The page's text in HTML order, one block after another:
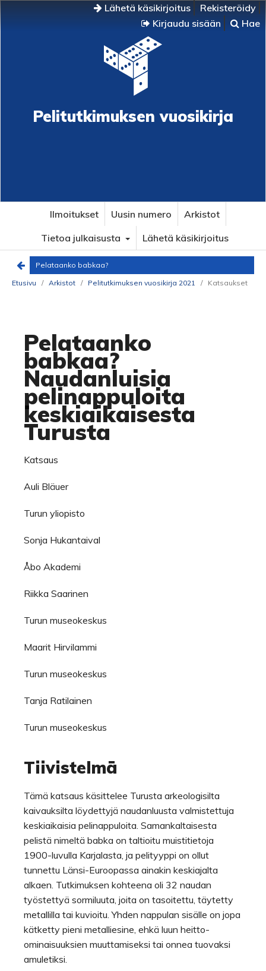
Lähetä käsikirjoitus
Rekisteröidy
Kirjaudu sisään
Hae
Pelitutkimuksen vuosikirja
Ilmoitukset Uusin numero
Arkistot
Tietoa julkaisusta
Lähetä käsikirjoitus
Pelataanko babkaa?
Etusivu
/ Arkistot / Pelitutkimuksen vuosikirja 2021 / Katsaukset
Pelataanko
babkaa?
Naudanluisia
pelinappuloita
keskiaikaisesta
Turusta
Katsaus
Auli Bläuer
Turun yliopisto
Sonja Hukantaival
Åbo Akademi
Riikka Saarinen
Turun museokeskus
Maarit Hirvilammi
Turun museokeskus
Tanja Ratilainen
Turun museokeskus
Tiivistelmä
Tämä katsaus käsittelee Turusta arkeologisilta
kaivauksilta löydettyjä naudanluusta valmistettuja
keskiaikaisia pelinappuloita. Samankaltaisesta
pelistä nimeltä babka on taltioitu muistitietoja
1900-luvulla Karjalasta, ja pelityyppi on ollut
tunnettu Länsi-Euroopassa ainakin keskiajalta
alkaen. Tutkimuksen kohteena oli 32 naudan
työstettyä sormiluuta, joita on tasoitettu, täytetty
metallilla tai kuvioitu. Yhden nappulan sisälle on jopa
kätketty pieni metalliesine, ehkä luun heitto-
ominaisuuksien muuttamiseksi tai onnea tuovaksi
amuletiksi.